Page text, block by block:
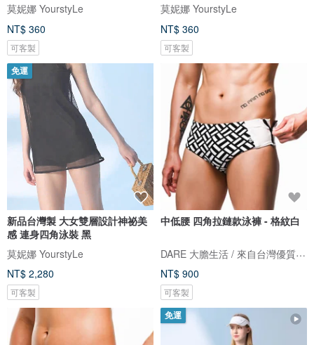
莫妮娜 YourstyLe
NT$ 360
可客製
莫妮娜 YourstyLe
NT$ 360
可客製
免運
新品台灣製 大女雙層設計神祕美
感 連身四角泳裝 黑
莫妮娜 YourstyLe
NT$ 2,280
可客製
中低腰 四角拉鏈款泳褲 - 格紋白
DARE 大膽生活 / 來自台灣優質男性內著
NT$ 900
可客製
免運